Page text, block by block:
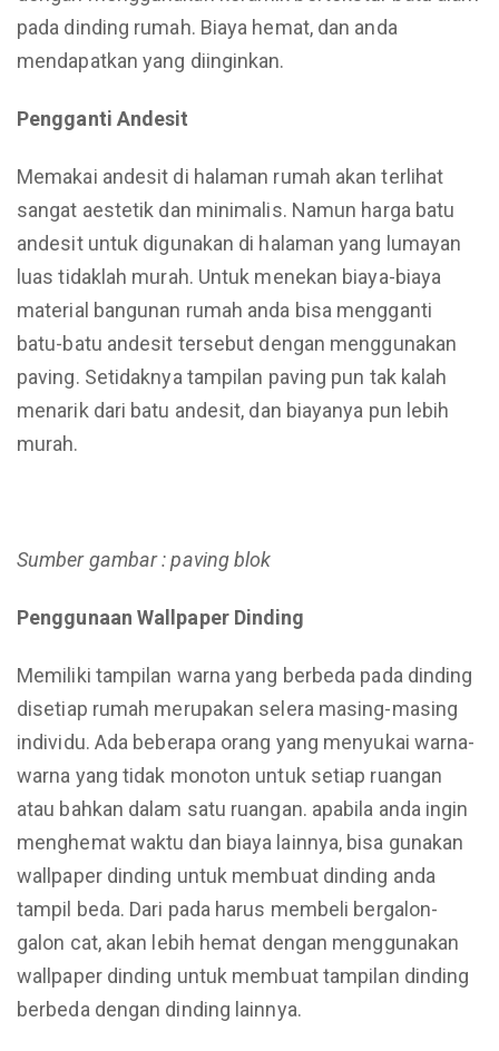
pada dinding rumah. Biaya hemat, dan anda
mendapatkan yang diinginkan.
Pengganti Andesit
Memakai andesit di halaman rumah akan terlihat
sangat aestetik dan minimalis. Namun harga batu
andesit untuk digunakan di halaman yang lumayan
luas tidaklah murah. Untuk menekan biaya-biaya
material bangunan rumah anda bisa mengganti
batu-batu andesit tersebut dengan menggunakan
paving. Setidaknya tampilan paving pun tak kalah
menarik dari batu andesit, dan biayanya pun lebih
murah.
Sumber gambar : paving blok
Penggunaan Wallpaper Dinding
Memiliki tampilan warna yang berbeda pada dinding
disetiap rumah merupakan selera masing-masing
individu. Ada beberapa orang yang menyukai warna-
warna yang tidak monoton untuk setiap ruangan
atau bahkan dalam satu ruangan. apabila anda ingin
menghemat waktu dan biaya lainnya, bisa gunakan
wallpaper dinding untuk membuat dinding anda
tampil beda. Dari pada harus membeli bergalon-
galon cat, akan lebih hemat dengan menggunakan
wallpaper dinding untuk membuat tampilan dinding
berbeda dengan dinding lainnya.